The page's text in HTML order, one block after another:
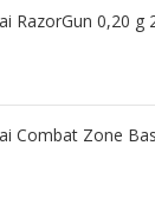
RazorGun 0,20 g
Combat Zone